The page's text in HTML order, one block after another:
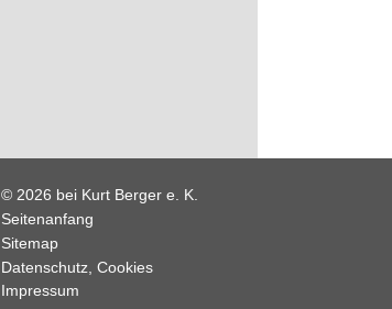
© 2026 bei Kurt Berger e. K.
Seitenanfang
Sitemap
Datenschutz, Cookies
Impressum